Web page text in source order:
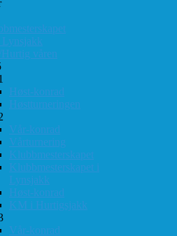
våren
Høst-konrad
Høstturneringen
Vår-konrad
Vårturnering
Klubbmesterskapet
Klubbmesterskapet i
Lynsjakk
Høst-konrad
KM i Hurtigsjakk
Vår-konrad